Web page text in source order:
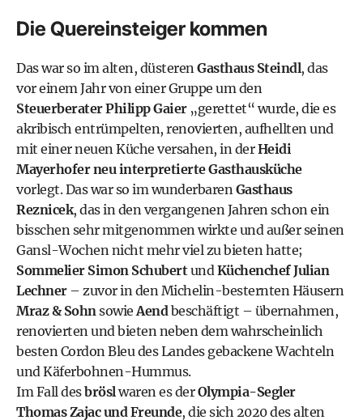
Die Quereinsteiger kommen
Das war so im alten, düsterenGasthaus Steindl, das
vor einem Jahr von einer Gruppe um den
Steuerberater Philipp Gaier„gerettet“ wurde, die es
akribisch entrümpelten, renovierten, aufhellten und
mit einer neuen Küche versahen, in derHeidi
Mayerhofer neu interpretierte Gasthausküche
vorlegt. Das war so im wunderbarenGasthaus
Reznicek, das in den vergangenen Jahren schon ein
bisschen sehr mitgenommen wirkte und außer seinen
Gansl-Wochen nicht mehr viel zu bieten hatte;
Sommelier Simon SchubertundKüchenchef Julian
Lechner– zuvor in den Michelin-besternten Häusern
Mraz & SohnsowieAendbeschäftigt – übernahmen,
renovierten und bieten neben dem wahrscheinlich
besten Cordon Bleu des Landes gebackene Wachteln
und Käferbohnen-Hummus.
Im Fall desbröslwaren es derOlympia-Segler
Thomas Zajac und Freunde, die sich 2020 des alten